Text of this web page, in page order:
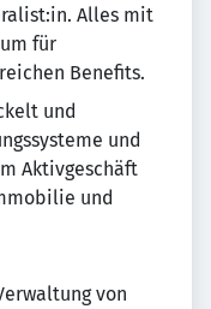
Alles mit
für
Benefits.
und
und
Aktivgeschäft
und
von